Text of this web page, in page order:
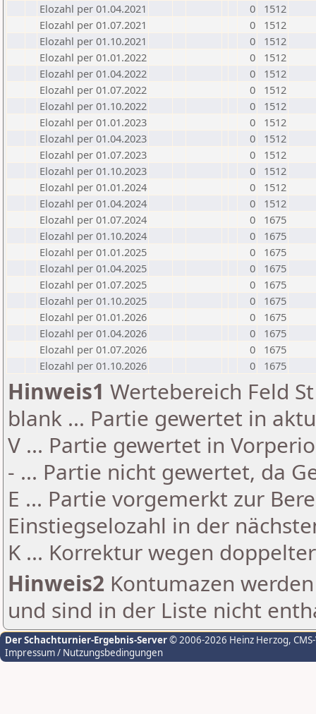
Elozahl per 01.04.2021
0
1512
Elozahl per 01.07.2021
0
1512
Elozahl per 01.10.2021
0
1512
Elozahl per 01.01.2022
0
1512
Elozahl per 01.04.2022
0
1512
Elozahl per 01.07.2022
0
1512
Elozahl per 01.10.2022
0
1512
Elozahl per 01.01.2023
0
1512
Elozahl per 01.04.2023
0
1512
Elozahl per 01.07.2023
0
1512
Elozahl per 01.10.2023
0
1512
Elozahl per 01.01.2024
0
1512
Elozahl per 01.04.2024
0
1512
Elozahl per 01.07.2024
0
1675
Elozahl per 01.10.2024
0
1675
Elozahl per 01.01.2025
0
1675
Elozahl per 01.04.2025
0
1675
Elozahl per 01.07.2025
0
1675
Elozahl per 01.10.2025
0
1675
Elozahl per 01.01.2026
0
1675
Elozahl per 01.04.2026
0
1675
Elozahl per 01.07.2026
0
1675
Elozahl per 01.10.2026
0 1675
Hinweis1 Wertebereich Feld
blank ... Partie gewertet in
V ... Partie gewertet in
- ... Partie nicht gewertet, da
E ... Partie vorgemerkt zur
Einstiegselozahl in der
K ... Korrektur wegen
Hinweis2 Kontumazen
und sind in der Liste nicht
Der Schachturnier-Ergebnis-Server© 2006-2026 Heinz Herzog,
Impressum / Nutzungsbedingungen